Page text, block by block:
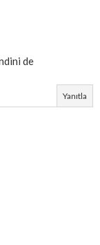
de
Yanıtla